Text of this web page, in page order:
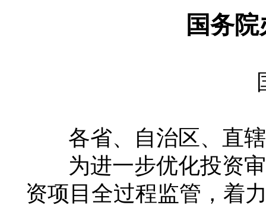
国务
各省、自治区、直辖
为进一步优化投资审
资项目全过程监管，着